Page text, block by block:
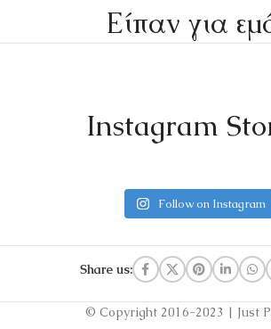
Είπαν για
Instagram
Follow on Instagram
Share us:
© Copyright 2016-2023 | Just